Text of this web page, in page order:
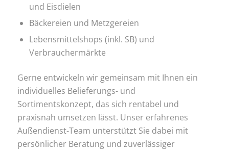
und Eisdielen
Bäckereien und Metzgereien
Lebensmittelshops (inkl. SB) und
Verbrauchermärkte
Gerne entwickeln wir gemeinsam mit Ihnen ein
individuelles Belieferungs- und
Sortimentskonzept, das sich rentabel und
praxisnah umsetzen lässt. Unser erfahrenes
Außendienst-Team unterstützt Sie dabei mit
persönlicher Beratung und zuverlässiger